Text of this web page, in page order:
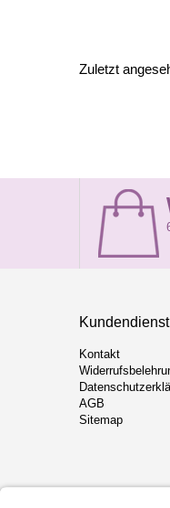
Zuletzt
Kundendienst
Kontakt
AGB
Sitemap